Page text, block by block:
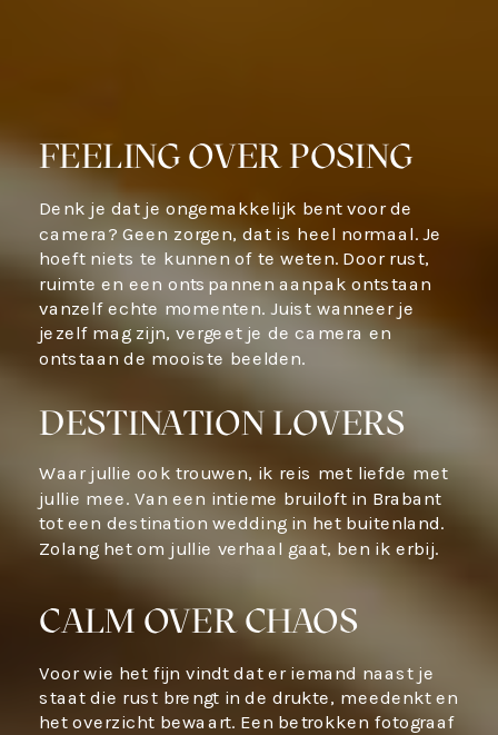
Voor wie het fijn vindt dat er iemand naast je
staat die rust brengt in de drukte, meedenkt en
het overzicht bewaart. Een betrokken fotograaf
CALM OVER CHAOS
Waar jullie ook trouwen, ik reis met liefde met
jullie mee. Van een intieme bruiloft in Brabant
tot een destination wedding in het buitenland.
Zolang het om jullie verhaal gaat, ben ik erbij.
DESTINATION LOVERS
Denk je dat je ongemakkelijk bent voor de
camera? Geen zorgen, dat is heel normaal. Je
hoeft niets te kunnen of te weten. Door rust,
ruimte en een ontspannen aanpak ontstaan
vanzelf echte momenten. Juist wanneer je
jezelf mag zijn, vergeet je de camera en
ontstaan de mooiste beelden.
FEELING OVER POSING